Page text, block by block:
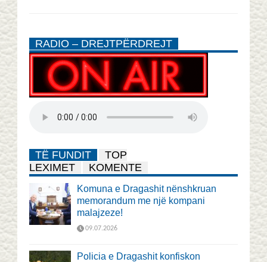
RADIO – DREJTPËRDREJT
TË FUNDIT
TOP
LEXIMET
KOMENTE
Komuna e Dragashit nënshkruan
memorandum me një kompani
malajzeze!
09.07.2026
Policia e Dragashit konfiskon